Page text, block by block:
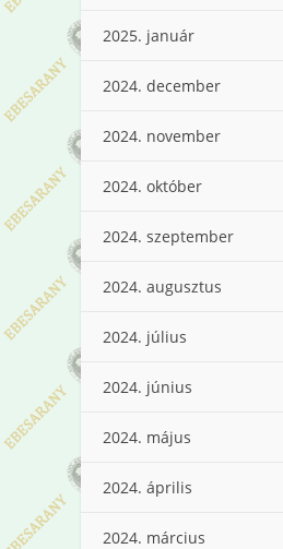
2025. január
2024. december
2024. november
2024. október
2024. szeptember
2024. augusztus
2024. július
2024. június
2024. május
2024. április
2024. március